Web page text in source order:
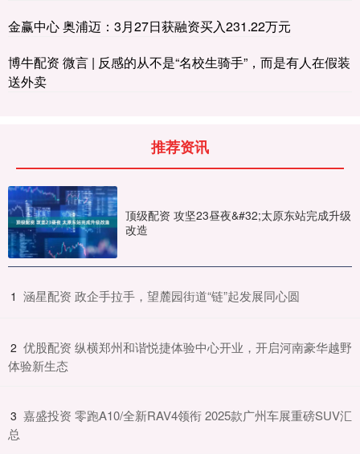
金赢中心 奥浦迈：3月27日获融资买入231.22万元
博牛配资 微言 | 反感的从不是“名校生骑手”，而是有人在假装
送外卖
推荐资讯
顶级配资 攻坚23昼夜&#32;太原东站完成升级
改造
1 ​涵星配资 政企手拉手，望麓园街道“链”起发展同心圆
2 ​优股配资 纵横郑州和谐悦捷体验中心开业，开启河南豪华越野
体验新生态
3 ​嘉盛投资 零跑A10/全新RAV4领衔 2025款广州车展重磅SUV汇
总